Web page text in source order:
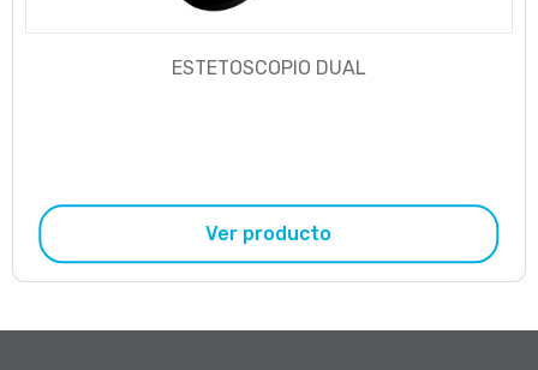
ESTETOSCOPIO DUAL
Ver producto